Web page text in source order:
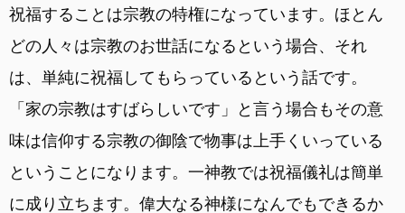
祝福することは宗教の特権になっています。ほとん
どの人々は宗教のお世話になるという場合、それ
は、単純に祝福してもらっているという話です。
「家の宗教はすばらしいです」と言う場合もその意
味は信仰する宗教の御陰で物事は上手くいっている
ということになります。一神教では祝福儀礼は簡単
に成り立ちます。偉大なる神様になんでもできるか